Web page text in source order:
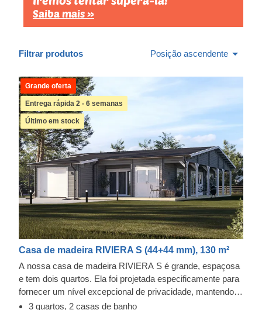
Saiba mais »
Filtrar produtos Posição ascendente
Grande oferta
Entrega rápida 2 - 6 semanas
Último em stock
Casa de madeira RIVIERA S (44+44 mm), 130 m²
A nossa casa de madeira RIVIERA S é grande, espaçosa
e tem dois quartos. Ela foi projetada especificamente para
fornecer um nível excepcional de privacidade, mantendo
diferentes espaços abertos para que possa comunicar
3 quartos, 2 casas de banho